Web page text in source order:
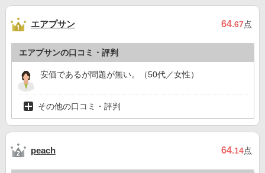
エアプサン 64.67点
エアプサンの口コミ・評判
安価であるが問題が無い。（50代／女性）
その他の口コミ・評判
peach 64.14点